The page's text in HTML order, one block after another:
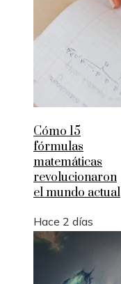
Cómo 15
fórmulas
matemáticas
revolucionaron
el mundo actual
Hace 2 días